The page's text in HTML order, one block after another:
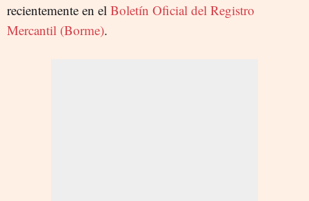
recientemente en el Boletín Oficial del Registro
Mercantil (Borme).